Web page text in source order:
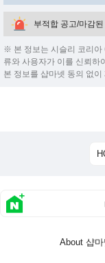
부적합 공고/마감
※ 본 정보는 시슬리 코리아
류와 사용자가 이를 신뢰하
본 정보를 샵마넷 동의 없
About 샵마